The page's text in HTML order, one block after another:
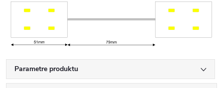
Parametre produktu